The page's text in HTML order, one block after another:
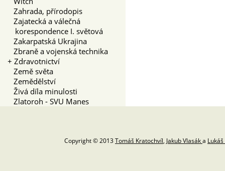
Zahrada, přírodopis
Zajatecká a válečná
korespondence I. světová
Zakarpatská Ukrajina
Zbraně a vojenská technika
+ Zdravotnictví
Země světa
Zemědělství
Živá díla minulosti
Zlatoroh - SVU Manes
Copyright © 2013Tomáš Kratochvíl, Jakub Vlasáka